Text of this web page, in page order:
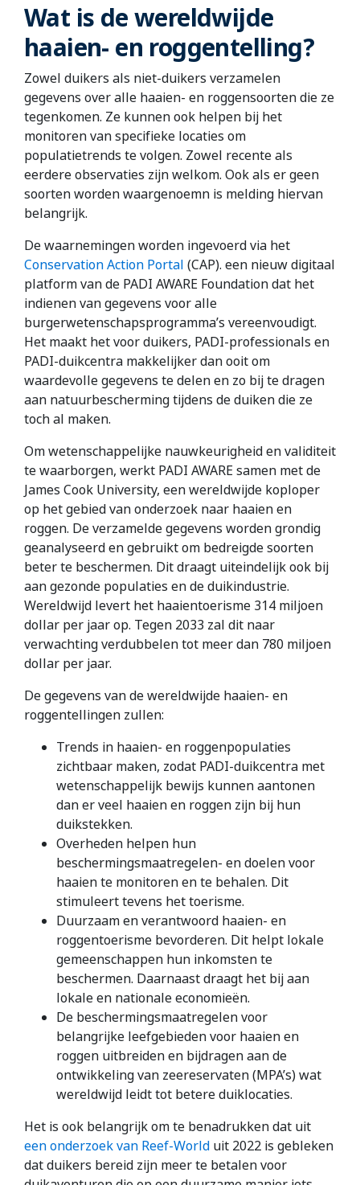
Wat is de wereldwijde
haaien- en roggentelling?
Zowel duikers als niet-duikers verzamelen
gegevens over alle haaien- en roggensoorten die ze
tegenkomen. Ze kunnen ook helpen bij het
monitoren van specifieke locaties om
populatietrends te volgen. Zowel recente als
eerdere observaties zijn welkom. Ook als er geen
soorten worden waargenoemn is melding hiervan
belangrijk.
De waarnemingen worden ingevoerd via het
Conservation Action Portal (CAP). een nieuw digitaal
platform van de PADI AWARE Foundation dat het
indienen van gegevens voor alle
burgerwetenschapsprogramma’s vereenvoudigt.
Het maakt het voor duikers, PADI-professionals en
PADI-duikcentra makkelijker dan ooit om
waardevolle gegevens te delen en zo bij te dragen
aan natuurbescherming tijdens de duiken die ze
toch al maken.
Om wetenschappelijke nauwkeurigheid en validiteit
te waarborgen, werkt PADI AWARE samen met de
James Cook University, een wereldwijde koploper
op het gebied van onderzoek naar haaien en
roggen. De verzamelde gegevens worden grondig
geanalyseerd en gebruikt om bedreigde soorten
beter te beschermen. Dit draagt uiteindelijk ook bij
aan gezonde populaties en de duikindustrie.
Wereldwijd levert het haaientoerisme 314 miljoen
dollar per jaar op. Tegen 2033 zal dit naar
verwachting verdubbelen tot meer dan 780 miljoen
dollar per jaar.
De gegevens van de wereldwijde haaien- en
roggentellingen zullen:
Trends in haaien- en roggenpopulaties
zichtbaar maken, zodat PADI-duikcentra met
wetenschappelijk bewijs kunnen aantonen
dan er veel haaien en roggen zijn bij hun
duikstekken.
Overheden helpen hun
beschermingsmaatregelen- en doelen voor
haaien te monitoren en te behalen. Dit
stimuleert tevens het toerisme.
Duurzaam en verantwoord haaien- en
roggentoerisme bevorderen. Dit helpt lokale
gemeenschappen hun inkomsten te
beschermen. Daarnaast draagt het bij aan
lokale en nationale economieën.
De beschermingsmaatregelen voor
belangrijke leefgebieden voor haaien en
roggen uitbreiden en bijdragen aan de
ontwikkeling van zeereservaten (MPA’s) wat
wereldwijd leidt tot betere duiklocaties.
Het is ook belangrijk om te benadrukken dat uit
een onderzoek van Reef-World uit 2022 is gebleken
dat duikers bereid zijn meer te betalen voor